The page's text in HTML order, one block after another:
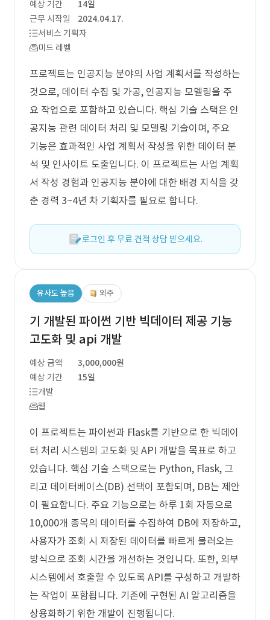
예상 기간
14일
근무 시작일
2024.04.17.
서비스 기획자
미드 레벨
프로젝트는 인공지능 분야의 사업 계획서를 작성하는
것으로, 데이터 수집 및 가공, 인공지능 모델링을 주
요 작업으로 포함하고 있습니다. 핵심 기술 스택은 인
공지능 관련 데이터 처리 및 모델링 기술이며, 주요
기능은 효과적인 사업 계획서 작성을 위한 데이터 분
석 및 인사이트 도출입니다. 이 프로젝트는 사업 계획
서 작성 경험과 인공지능 분야에 대한 배경 지식을 갖
춘 경력 3~4년 차 기획자를 필요로 합니다.
로그인 후 무료 견적 상담 받으세요.
유사도 높음 외주
기 개발된 파이썬 기반 빅데이터 제공 기능
고도화 및 api 개발
예상 금액
3,000,000원
예상 기간
15일
개발
웹
이 프로젝트는 파이썬과 Flask를 기반으로 한 빅데이
터 처리 시스템의 고도화 및 API 개발을 목표로 하고
있습니다. 핵심 기술 스택으로는 Python, Flask, 그
리고 데이터베이스(DB) 선택이 포함되며, DB는 제안
이 필요합니다. 주요 기능으로는 하루 1회 자동으로
10,000개 종목의 데이터를 수집하여 DB에 저장하고,
사용자가 조회 시 저장된 데이터를 빠르게 불러오는
방식으로 조회 시간을 개선하는 것입니다. 또한, 외부
시스템에서 호출할 수 있도록 API를 구성하고 개발하
는 작업이 포함됩니다. 기존에 구현된 AI 알고리즘을
상용화하기 위한 개발이 진행됩니다.